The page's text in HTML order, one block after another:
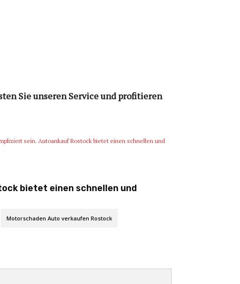
Sie unseren Service und profitieren
sein. Autoankauf Rostock bietet einen schnellen und
bietet einen schnellen und
Motorschaden Auto verkaufen Rostock